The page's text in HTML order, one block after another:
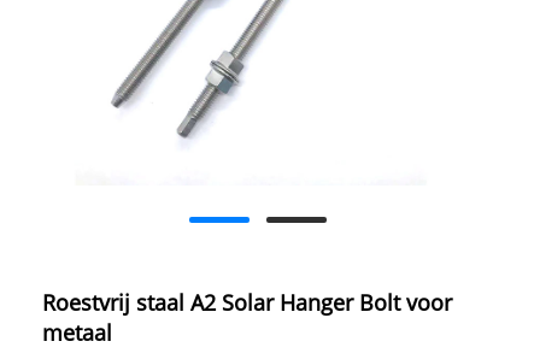
Roestvrij staal A2 Solar Hanger Bolt voor
metaal